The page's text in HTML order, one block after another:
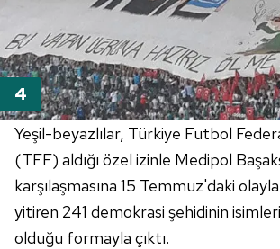
Yeşil-beyazlılar, Türkiye Futbol
(TFF) aldığı özel izinle Medipol
karşılaşmasına 15 Temmuz'daki
yitiren 241 demokrasi şehidinin
olduğu formayla çıktı.